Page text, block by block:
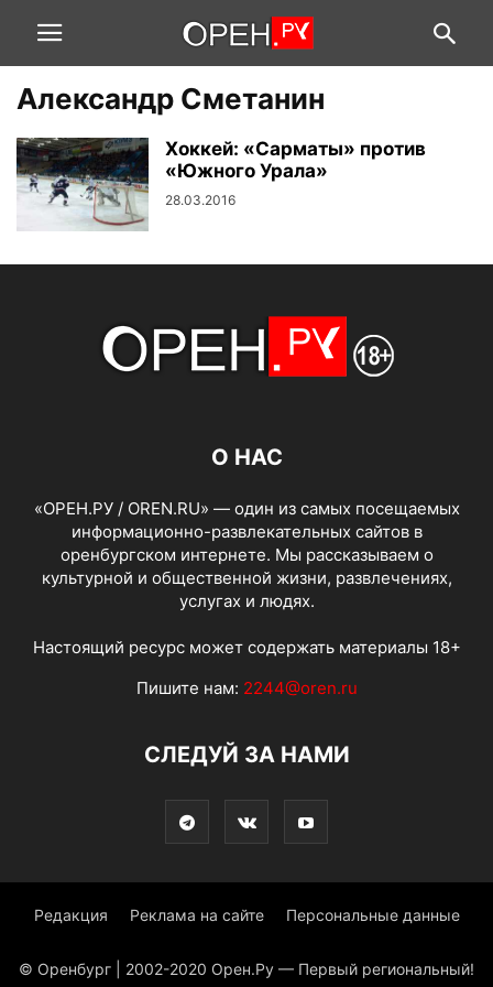
Александр Сметанин
Хоккей: «Сарматы» против
«Южного Урала»
28.03.2016
О НАС
«ОРЕН.РУ / OREN.RU» — один из самых посещаемых
информационно-развлекательных сайтов в
оренбургском интернете. Мы рассказываем о
культурной и общественной жизни, развлечениях,
услугах и людях.
Настоящий ресурс может содержать материалы 18+
Пишите нам: 2244@oren.ru
СЛЕДУЙ ЗА НАМИ
Редакция Реклама на сайте Персональные данные
© Оренбург | 2002-2020 Орен.Ру — Первый региональный!